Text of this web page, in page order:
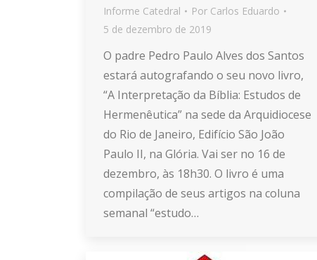
Informe Catedral Por Carlos Eduardo
5 de dezembro de 2019
O padre Pedro Paulo Alves dos Santos
estará autografando o seu novo livro,
“A Interpretação da Bíblia: Estudos de
Hermenêutica” na sede da Arquidiocese
do Rio de Janeiro, Edifício São João
Paulo II, na Glória. Vai ser no 16 de
dezembro, às 18h30. O livro é uma
compilação de seus artigos na coluna
semanal “estudo…